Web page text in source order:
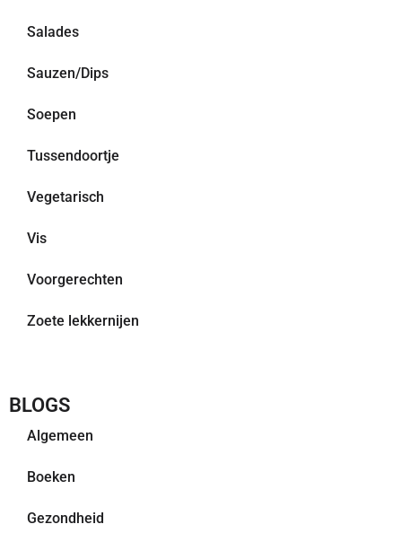
Salades
Sauzen/Dips
Soepen
Tussendoortje
Vegetarisch
Vis
Voorgerechten
Zoete lekkernijen
BLOGS
Algemeen
Boeken
Gezondheid